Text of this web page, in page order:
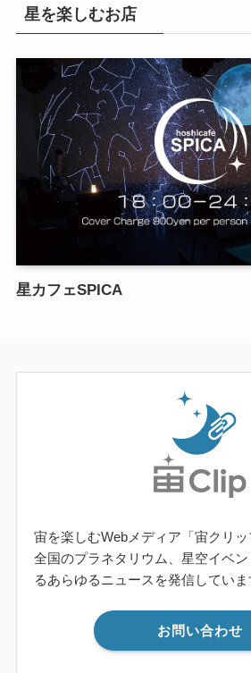
星を楽しむお店
星カフェSPICA
宙を楽しむWebメディア「宙クリッ
全国のプラネタリウム、星空イベ
るあらゆるニュースを発信していま
お問い合わせ